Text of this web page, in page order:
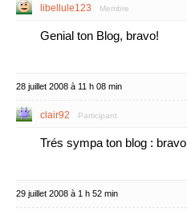
libellule123 Membre
Genial ton Blog, bravo!
28 juillet 2008 à 11 h 08 min
clair92 Participant
Trés sympa ton blog : bravo
29 juillet 2008 à 1 h 52 min